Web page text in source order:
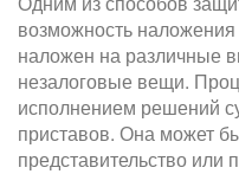
возможность
наложен на различные
незалоговые вещи.
исполнением решений
приставов. Она может
представительство или